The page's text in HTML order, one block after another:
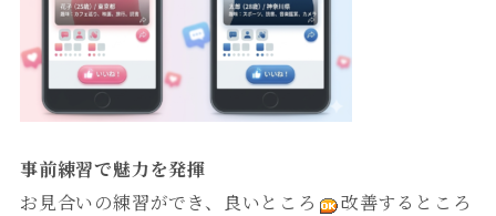
事前練習で魅力を発揮
お見合いの練習ができ、良いところ
改善するところ